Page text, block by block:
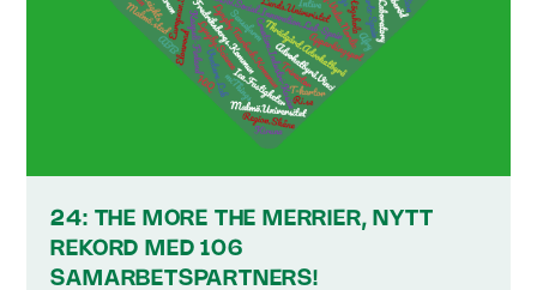
24: THE MORE THE MERRIER, NYTT
REKORD MED 106
SAMARBETSPARTNERS!